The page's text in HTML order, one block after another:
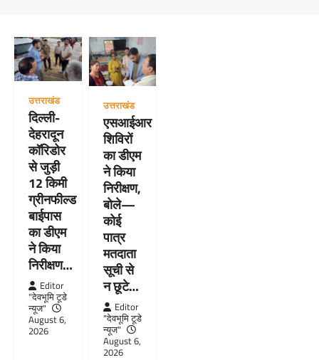
उत्तराखंड
दिल्ली-
देहरादून
कॉरिडोर
से जुड़ी
12 किमी
ग्रीनफील्ड
बाईपास
का डीएम
ने किया
निरीक्षण…
Editor
"देवभूमि टूडे
न्यूज"
August 6,
2026
उत्तराखंड
एसआईआर
शिविरों
का डीएम
ने किया
निरीक्षण,
बोले—
कोई
पात्र
मतदाता
सूची से
न छूटे…
Editor
"देवभूमि टूडे
न्यूज"
August 6,
2026